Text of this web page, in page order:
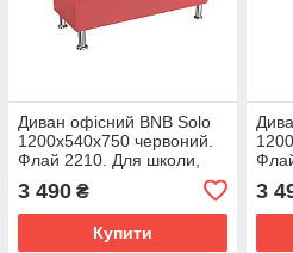
Диван офісний BNB Solo
1200x540x750 червоний.
Флай 2210. Для школи,
очікування
3 490₴
Купити
3